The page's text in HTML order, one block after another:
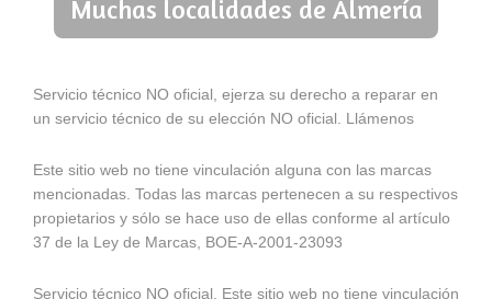
Muchas localidades de Almería
Servicio técnico NO oficial, ejerza su derecho a reparar en
un servicio técnico de su elección NO oficial. Llámenos
Este sitio web no tiene vinculación alguna con las marcas
mencionadas. Todas las marcas pertenecen a su respectivos
propietarios y sólo se hace uso de ellas conforme al artículo
37 de la Ley de Marcas, BOE-A-2001-23093
Servicio técnico NO oficial. Este sitio web no tiene vinculación